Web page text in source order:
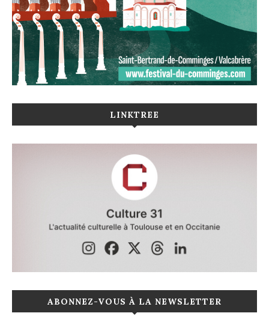
LINKTREE
ABONNEZ-VOUS À LA NEWSLETTER